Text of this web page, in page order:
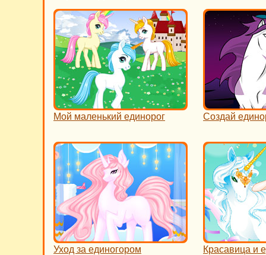
Мой маленький единорог Создай
Уход за единогором Красавица и